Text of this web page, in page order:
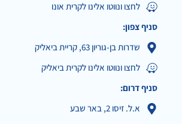
לחצו ונווטו אלינו לקרית אונו
סניף צפון:
שדרות בן-גוריון 63, קריית ביאליק
לחצו ונווטו אלינו לקרית ביאליק
סניף דרום:
א.ל. זיסו 2, באר שבע